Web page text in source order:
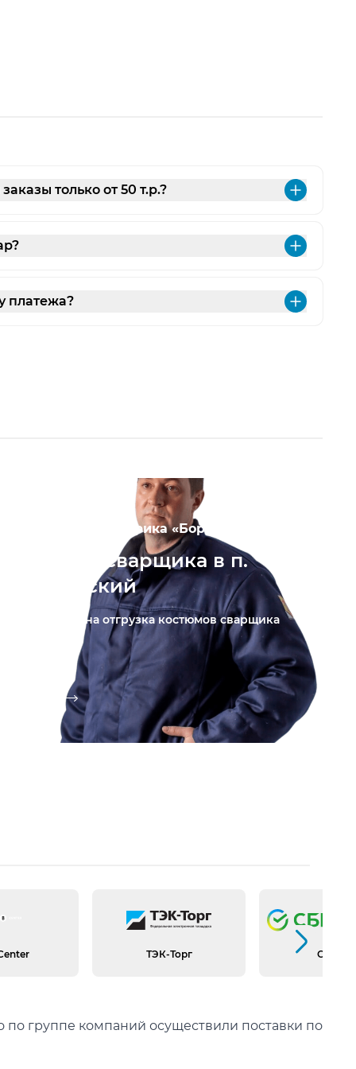
только от 50 т.р.?
платежа?
ПАО «Птицефабрика «Боровская»
Костюм сварщика в п.
Боровский
Реализована отгрузка костюмов сварщика
ТЭК-Торг СБЕР А
Следующий слайд
по группе компаний осуществили поставки по